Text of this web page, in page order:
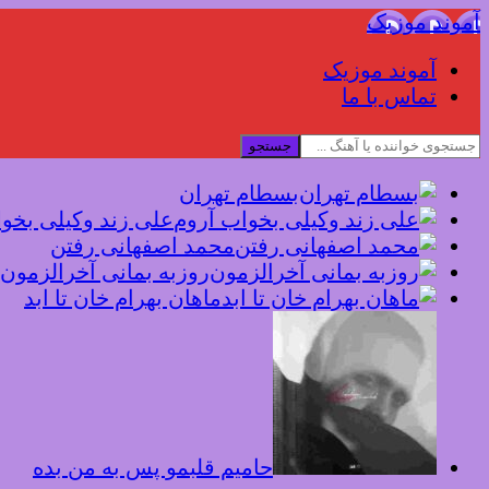
آموند موزیک
آموند موزیک
تماس با ما
جستجو
بسطام تهران
علی زند وکیلی
محمد اصفهانی رفتن
روزبه بمانی آخرالزمون
ماهان بهرام خان تا ابد
حامیم قلبمو پس به من بده